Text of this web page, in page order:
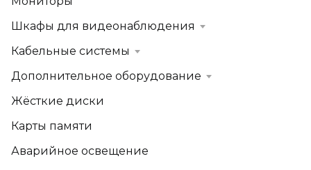
Шкафы для видеонаблюдения
Кабельные системы
Дополнительное оборудование
Жёсткие диски
Карты памяти
Аварийное освещение